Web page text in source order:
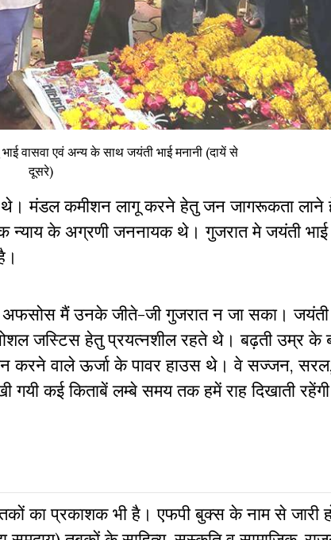
वासवा एवं अन्य के साथ जयंती भाई मनानी (दायें से
दूसरे)
मंडल कमीशन लागू करने हेतु जन जागरूकता लाने
न्याय के अग्रणी जननायक थे। गुजरात मे जयंती
मैं उनके जीते-जी गुजरात न जा सका। जयंती
जस्टिस हेतु प्रयत्नशील रहते थे। बढ़ती उम्र के
करने वाले ऊर्जा के पावर हाउस थे। वे सज्जन, सरल,
कई किताबें लम्बे समय तक हमें राह दिखाती
का प्रकाशक भी है। एफपी बुक्‍स के नाम से जारी